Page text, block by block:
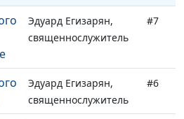
Эдуард Егизарян,
священнослужитель
#7
Эдуард Егизарян,
священнослужитель
#6